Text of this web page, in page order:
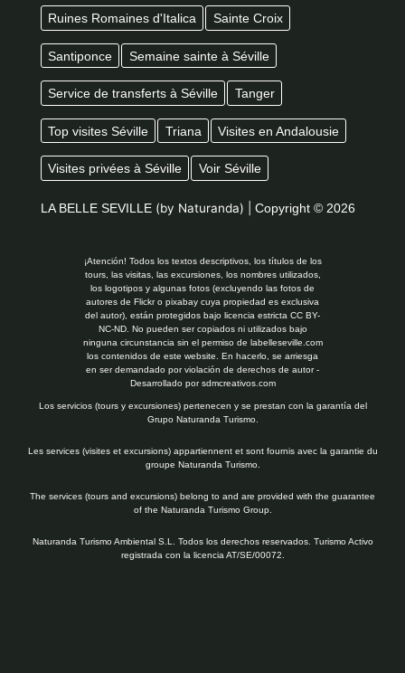
Ruines Romaines d'Italica Sainte Croix
Santiponce Semaine sainte à Séville
Service de transferts à Séville Tanger
Top visites Séville Triana Visites en Andalousie
Visites privées à Séville Voir Séville
LA BELLE SEVILLE (by Naturanda) | Copyright © 2026
¡Atención! Todos los textos descriptivos, los títulos de los
tours, las visitas, las excursiones, los nombres utilizados,
los logotipos y algunas fotos (excluyendo las fotos de
autores de Flickr o pixabay cuya propiedad es exclusiva
del autor), están protegidos bajo licencia estricta CC BY-
NC-ND. No pueden ser copiados ni utilizados bajo
ninguna circunstancia sin el permiso de labelleseville.com
los contenidos de este website. En hacerlo, se arriesga
en ser demandado por violación de derechos de autor -
Desarrollado porsdmcreativos.com
Los servicios (tours y excursiones) pertenecen y se prestan con la garantía del
Grupo Naturanda Turismo.
Les services (visites et excursions) appartiennent et sont fournis avec la garantie du
groupe Naturanda Turismo.
The services (tours and excursions) belong to and are provided with the guarantee
of the Naturanda Turismo Group.
Naturanda Turismo Ambiental S.L. Todos los derechos reservados. Turismo Activo
registrada con la licencia AT/SE/00072.